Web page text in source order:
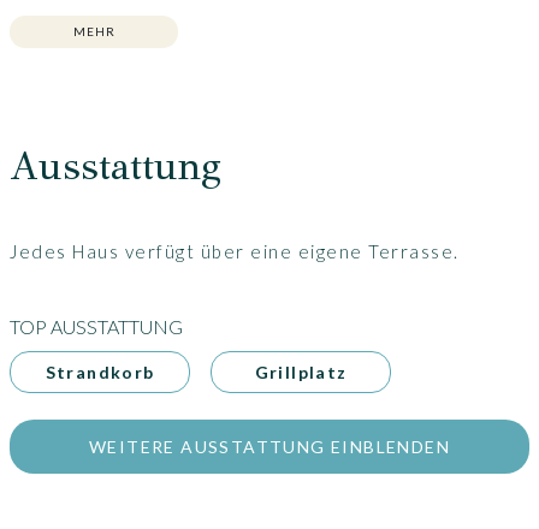
von hier aus die Gegend zu erkunden. Wir bieten
digital detox kein WLAN und Landleben pur.
MEHR
Ausstattung
Jedes Haus verfügt über eine eigene Terrasse.
TOP AUSSTATTUNG
Strandkorb Grillplatz
WEITERE AUSSTATTUNG EINBLENDEN